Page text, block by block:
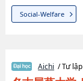
Social-Welfare
Aichi / Tư lập